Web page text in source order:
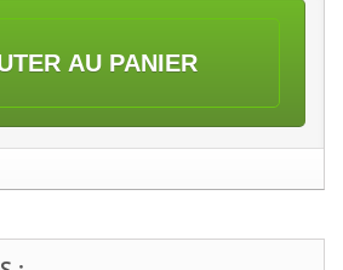
AU PANIER